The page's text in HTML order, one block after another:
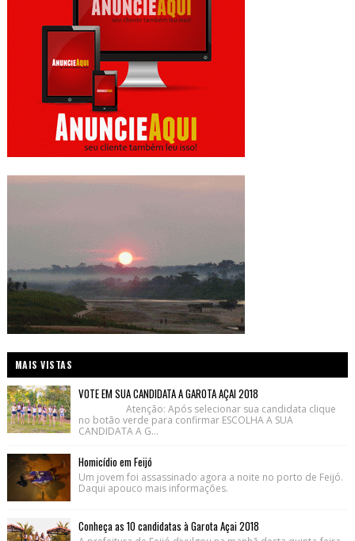
MAIS VISTAS
VOTE EM SUA CANDIDATA A GAROTA AÇAI 2018
Atenção: Após selecionar sua candidata clique
no botão verde para confirmar ESCOLHA A SUA
CANDIDATA A G...
Homicídio em Feijó
Um jovem foi assassinado agora a noite no porto de Feijó.
Daqui apouco mais informações.
Conheça as 10 candidatas à Garota Açai 2018